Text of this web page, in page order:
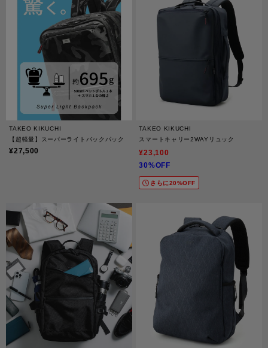
TAKEO KIKUCHI
【超軽量】スーパーライトバックパック
¥27,500
TAKEO KIKUCHI
スマートキャリー2WAYリュック
¥23,100
30%OFF
さらに20%OFF